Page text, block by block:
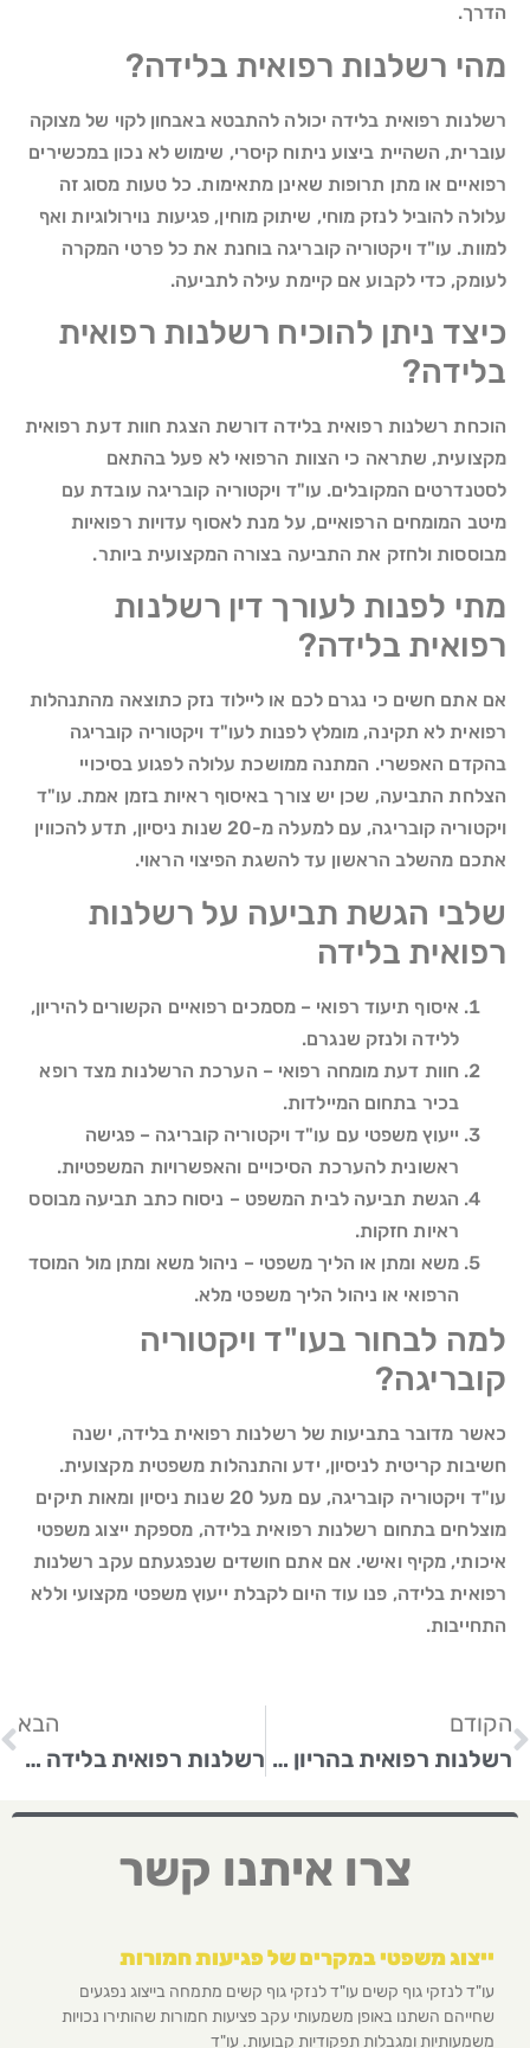
הדרך.
מהי רשלנות רפואית בלידה?
רשלנות רפואית בלידה יכולה להתבטא באבחון לקוי של מצוקה
עוברית, השהיית ביצוע ניתוח קיסרי, שימוש לא נכון במכשירים
רפואיים או מתן תרופות שאינן מתאימות. כל טעות מסוג זה
עלולה להוביל לנזק מוחי, שיתוק מוחין, פגיעות נוירולוגיות ואף
למוות. עו"ד ויקטוריה קובריגה בוחנת את כל פרטי המקרה
לעומק, כדי לקבוע אם קיימת עילה לתביעה.
כיצד ניתן להוכיח רשלנות רפואית
בלידה?
הוכחת רשלנות רפואית בלידה דורשת הצגת חוות דעת רפואית
מקצועית, שתראה כי הצוות הרפואי לא פעל בהתאם
לסטנדרטים המקובלים. עו"ד ויקטוריה קובריגה עובדת עם
מיטב המומחים הרפואיים, על מנת לאסוף עדויות רפואיות
מבוססות ולחזק את התביעה בצורה המקצועית ביותר.
מתי לפנות לעורך דין רשלנות
רפואית בלידה?
אם אתם חשים כי נגרם לכם או ליילוד נזק כתוצאה מהתנהלות
רפואית לא תקינה, מומלץ לפנות לעו"ד ויקטוריה קובריגה
בהקדם האפשרי. המתנה ממושכת עלולה לפגוע בסיכויי
הצלחת התביעה, שכן יש צורך באיסוף ראיות בזמן אמת. עו"ד
ויקטוריה קובריגה, עם למעלה מ-20 שנות ניסיון, תדע להכווין
אתכם מהשלב הראשון עד להשגת הפיצוי הראוי.
שלבי הגשת תביעה על רשלנות
רפואית בלידה
איסוף תיעוד רפואי – מסמכים רפואיים הקשורים להיריון,
ללידה ולנזק שנגרם.
חוות דעת מומחה רפואי – הערכת הרשלנות מצד רופא
בכיר בתחום המיילדות.
ייעוץ משפטי עם עו"ד ויקטוריה קובריגה – פגישה
ראשונית להערכת הסיכויים והאפשרויות המשפטיות.
הגשת תביעה לבית המשפט – ניסוח כתב תביעה מבוסס
ראיות חזקות.
משא ומתן או הליך משפטי – ניהול משא ומתן מול המוסד
הרפואי או ניהול הליך משפטי מלא.
למה לבחור בעו"ד ויקטוריה
קובריגה?
כאשר מדובר בתביעות של רשלנות רפואית בלידה, ישנה
חשיבות קריטית לניסיון, ידע והתנהלות משפטית מקצועית.
עו"ד ויקטוריה קובריגה, עם מעל 20 שנות ניסיון ומאות תיקים
מוצלחים בתחום רשלנות רפואית בלידה, מספקת ייצוג משפטי
איכותי, מקיף ואישי. אם אתם חושדים שנפגעתם עקב רשלנות
רפואית בלידה, פנו עוד היום לקבלת ייעוץ משפטי מקצועי וללא
התחייבות.
הקודם
רשלנות רפואית בהריון – הבנת הזכויות שלך והחשיבות בליווי משפטי מקצועי
הבא
רשלנות רפואית בלידה – הבנת הזכויות שלך והחשיבות בליווי משפטי מקצועי
צרו איתנו קשר
ייצוג משפטי במקרים של פגיעות חמורות
עו"ד לנזקי גוף קשים עו"ד לנזקי גוף קשים מתמחה בייצוג נפגעים
שחייהם השתנו באופן משמעותי עקב פציעות חמורות שהותירו נכויות
משמעותיות ומגבלות תפקודיות קבועות. עו"ד